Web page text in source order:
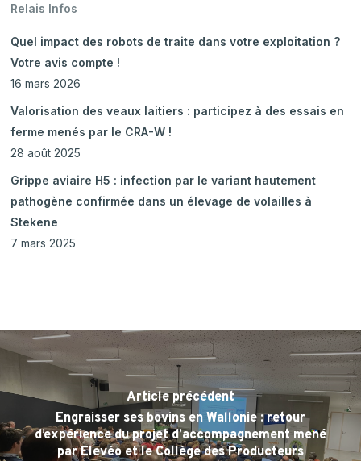
Relais Infos
Quel impact des robots de traite dans votre exploitation ?
Votre avis compte !
16 mars 2026
Valorisation des veaux laitiers : participez à des essais en
ferme menés par le CRA-W !
28 août 2025
Grippe aviaire H5 : infection par le variant hautement
pathogène confirmée dans un élevage de volailles à
Stekene
7 mars 2025
Article précédent
Engraisser ses bovins en Wallonie : retour
d’expérience du projet d’accompagnement mené
par Elevéo et le Collège des Producteurs